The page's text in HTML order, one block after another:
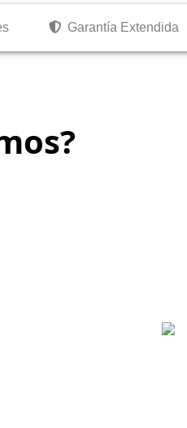
Garantía Extendida
Garantía Extendida